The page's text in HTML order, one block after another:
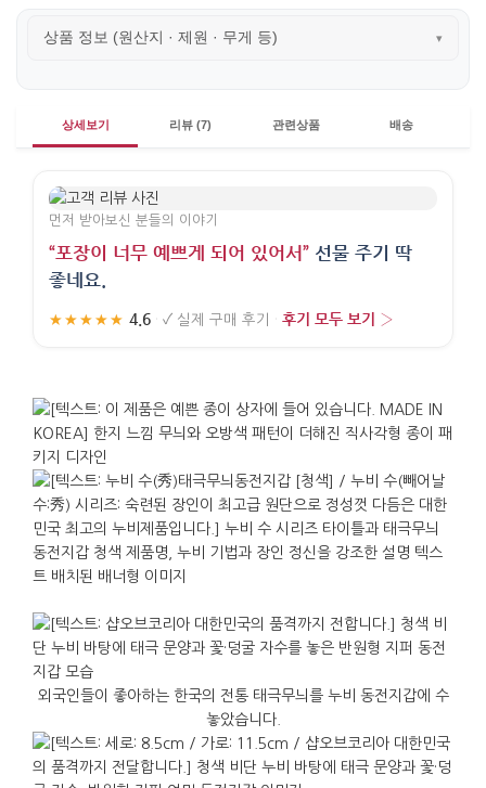
상품 정보 (원산지 · 제원 · 무게 등) ▾
상세보기 리뷰 (7) 관련상품 배송
먼저 받아보신 분들의 이야기
“포장이 너무 예쁘게 되어 있어서” 선물 주기 딱
좋네요.
★★★★★ 4.6 · ✓ 실제 구매 후기 · 후기 모두 보기 ›
외국인들이 좋아하는 한국의 전통 태극무늬를 누비 동전지갑에 수
놓았습니다.